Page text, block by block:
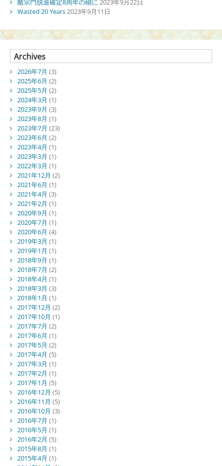
敵宗門脱退確定8周年の砌に 2023年9月22日
Wasted 20 Years2023年9月11日
Archives
2026年7月 (3)
2025年6月 (2)
2025年5月 (2)
2024年3月 (1)
2023年9月 (3)
2023年8月 (1)
2023年7月 (23)
2023年6月 (2)
2023年4月 (1)
2023年3月 (1)
2022年3月 (1)
2021年12月 (2)
2021年6月 (1)
2021年4月 (3)
2021年2月 (1)
2020年9月 (1)
2020年7月 (1)
2020年6月 (4)
2019年3月 (1)
2019年1月 (1)
2018年9月 (1)
2018年7月 (2)
2018年4月 (1)
2018年3月 (3)
2018年1月 (1)
2017年12月 (2)
2017年10月 (1)
2017年7月 (2)
2017年6月 (1)
2017年5月 (2)
2017年4月 (5)
2017年3月 (1)
2017年2月 (1)
2017年1月 (5)
2016年12月 (5)
2016年11月 (5)
2016年10月 (3)
2016年7月 (1)
2016年5月 (1)
2016年2月 (5)
2015年8月 (1)
2015年4月 (1)